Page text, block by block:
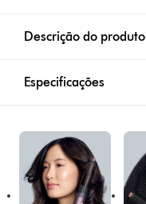
Descrição do produto
Especificações